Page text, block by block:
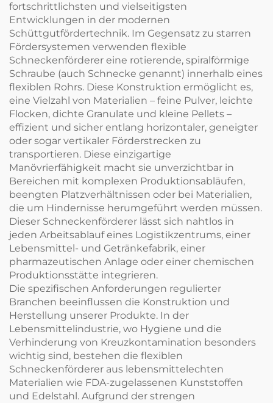
fortschrittlichsten und vielseitigsten
Entwicklungen in der modernen
Schüttgutfördertechnik. Im Gegensatz zu starren
Fördersystemen verwenden flexible
Schneckenförderer eine rotierende, spiralförmige
Schraube (auch Schnecke genannt) innerhalb eines
flexiblen Rohrs. Diese Konstruktion ermöglicht es,
eine Vielzahl von Materialien – feine Pulver, leichte
Flocken, dichte Granulate und kleine Pellets –
effizient und sicher entlang horizontaler, geneigter
oder sogar vertikaler Förderstrecken zu
transportieren. Diese einzigartige
Manövrierfähigkeit macht sie unverzichtbar in
Bereichen mit komplexen Produktionsabläufen,
beengten Platzverhältnissen oder bei Materialien,
die um Hindernisse herumgeführt werden müssen.
Dieser Schneckenförderer lässt sich nahtlos in
jeden Arbeitsablauf eines Logistikzentrums, einer
Lebensmittel- und Getränkefabrik, einer
pharmazeutischen Anlage oder einer chemischen
Produktionsstätte integrieren.
Die spezifischen Anforderungen regulierter
Branchen beeinflussen die Konstruktion und
Herstellung unserer Produkte. In der
Lebensmittelindustrie, wo Hygiene und die
Verhinderung von Kreuzkontamination besonders
wichtig sind, bestehen die flexiblen
Schneckenförderer aus lebensmittelechten
Materialien wie FDA-zugelassenen Kunststoffen
und Edelstahl. Aufgrund der strengen